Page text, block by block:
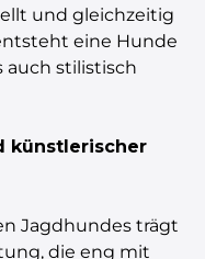
und gleichzeitig
eine Hunde
auch stilistisch
künstlerischer
Jagdhundes trägt
die eng mit